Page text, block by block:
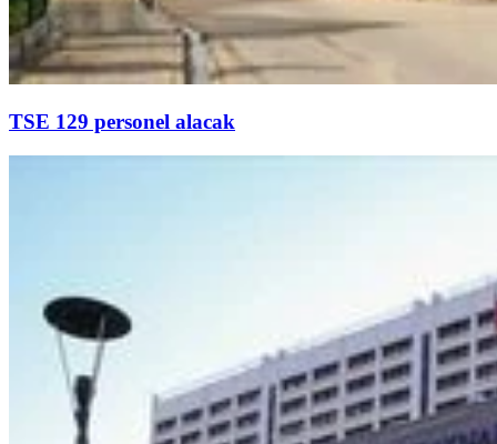
TSE 129 personel alacak